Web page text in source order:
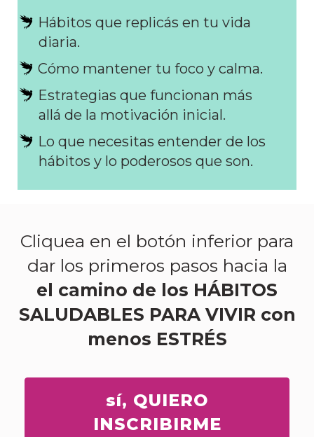
Hábitos que replicás en tu vida
diaria.
Cómo mantener tu foco y calma.
Estrategias que funcionan más
allá de la motivación inicial.
Lo que necesitas entender de los
hábitos y lo poderosos que son.
Cliquea en el botón inferior para
dar los primeros pasos hacia la
el camino de los HÁBITOS
SALUDABLES PARA VIVIR con
menos ESTRÉS
sí, QUIERO
INSCRIBIRME